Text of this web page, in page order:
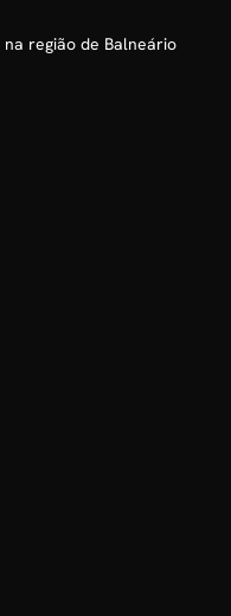
região de Balneário